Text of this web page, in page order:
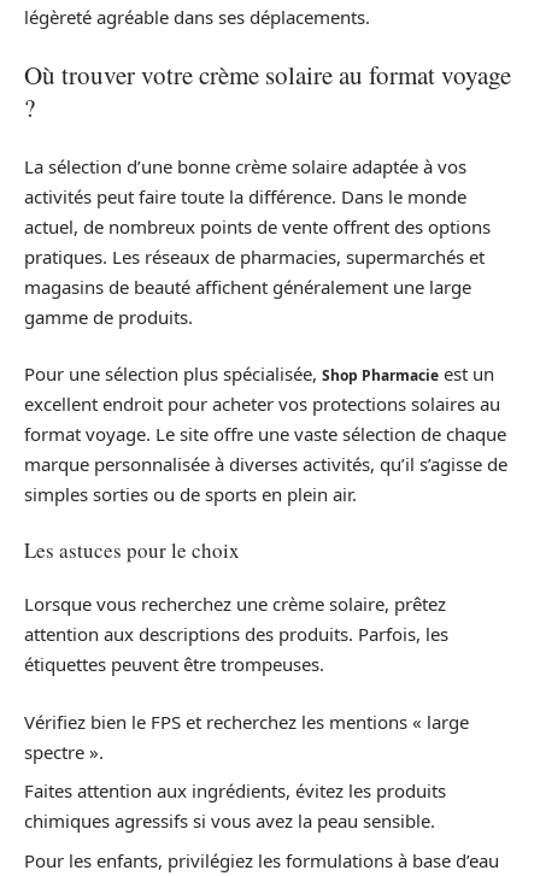
légèreté agréable dans ses déplacements.
Où trouver votre crème solaire au format voyage
?
La sélection d’une bonne crème solaire adaptée à vos
activités peut faire toute la différence. Dans le monde
actuel, de nombreux points de vente offrent des options
pratiques. Les réseaux de pharmacies, supermarchés et
magasins de beauté affichent généralement une large
gamme de produits.
Pour une sélection plus spécialisée, Shop Pharmacie est un
excellent endroit pour acheter vos protections solaires au
format voyage. Le site offre une vaste sélection de chaque
marque personnalisée à diverses activités, qu’il s’agisse de
simples sorties ou de sports en plein air.
Les astuces pour le choix
Lorsque vous recherchez une crème solaire, prêtez
attention aux descriptions des produits. Parfois, les
étiquettes peuvent être trompeuses.
Vérifiez bien le FPS et recherchez les mentions « large
spectre ».
Faites attention aux ingrédients, évitez les produits
chimiques agressifs si vous avez la peau sensible.
Pour les enfants, privilégiez les formulations à base d’eau